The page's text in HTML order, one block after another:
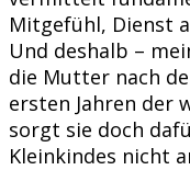
Mitgefühl, Dienst
Und deshalb –
die Mutter nach
ersten Jahren der
sorgt sie doch
Kleinkindes nicht